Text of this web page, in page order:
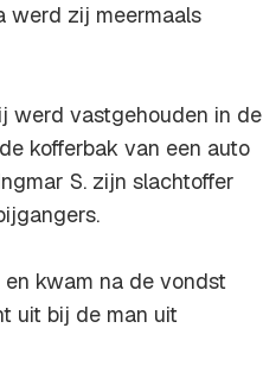
werd zij meermaals
werd vastgehouden in de
kofferbak van een auto
S. zijn slachtoffer
kwam na de vondst
uit bij de man uit